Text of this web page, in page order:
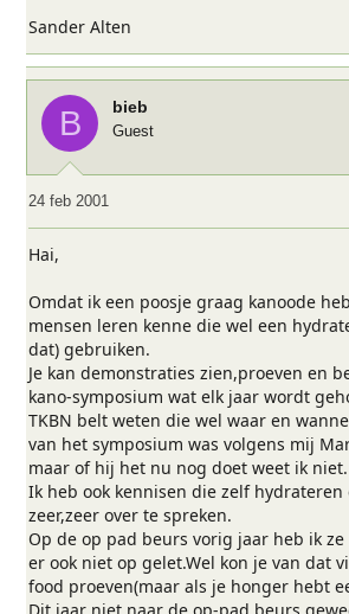
Sander Alten
B bieb
Guest
24 feb 2001
Hai,
Omdat ik een poosje graag kanoode
mensen leren kenne die wel een
dat) gebruiken.
Je kan demonstraties zien,proeven en
kano-symposium wat elk jaar wordt
TKBN belt weten die wel waar en
van het symposium was volgens mij
maar of hij het nu nog doet weet ik niet.
Ik heb ook kennisen die zelf
zeer,zeer over te spreken.
Op de op pad beurs vorig jaar heb ik
er ook niet op gelet.Wel kon je van dat
food proeven(maar als je honger hebt